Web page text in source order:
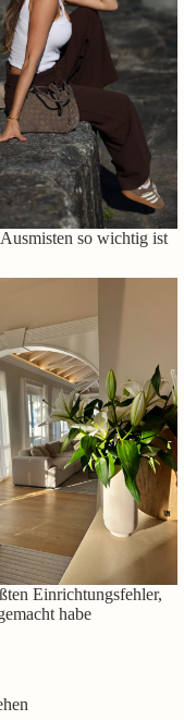
so wichtig ist
Einrichtungsfehler,
habe